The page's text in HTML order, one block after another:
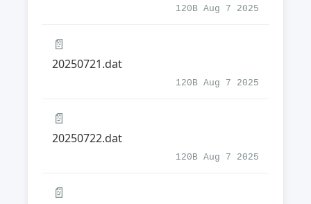
120B Aug 7 2025
📄
20250721.dat
120B Aug 7 2025
📄
20250722.dat
120B Aug 7 2025
📄